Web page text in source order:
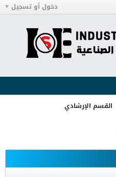
دخول أو تسجيل
القسم الإرشادي